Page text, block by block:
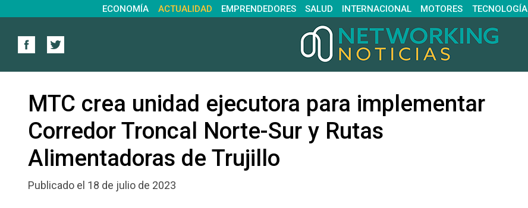
ECONOMÍA ACTUALIDAD EMPRENDEDORES SALUD INTERNACIONAL MOTORES TECNOLOGÍA
MTC crea unidad ejecutora para implementar
Corredor Troncal Norte-Sur y Rutas
Alimentadoras de Trujillo
Publicado el 18 de julio de 2023